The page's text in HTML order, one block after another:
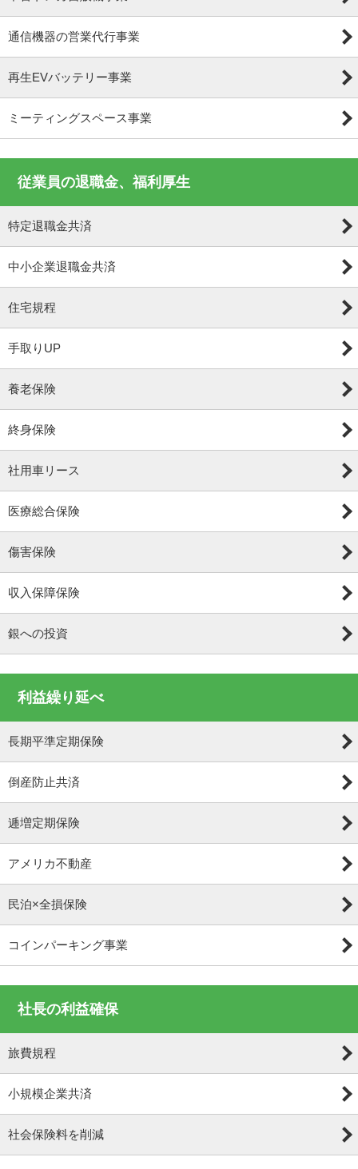
通信機器の営業代行事業
再生EVバッテリー事業
ミーティングスペース事業
従業員の退職金、福利厚生
特定退職金共済
中小企業退職金共済
住宅規程
手取りUP
養老保険
終身保険
社用車リース
医療総合保険
傷害保険
収入保障保険
銀への投資
利益繰り延べ
長期平準定期保険
倒産防止共済
逓増定期保険
アメリカ不動産
民泊×全損保険
コインパーキング事業
社長の利益確保
旅費規程
小規模企業共済
社会保険料を削減